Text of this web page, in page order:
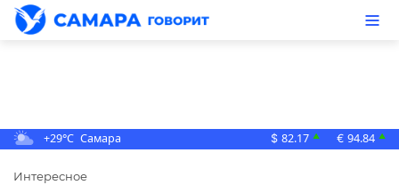
+29°C Самара $ 82.17 ▲ € 94.84 ▲
Интересное